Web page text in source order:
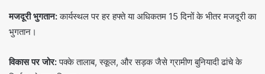
मजदूरी भुगतान:कार्यस्थल पर हर हफ्ते या अधिकतम 15 दिनों के भीतर मजदूरी का
भुगतान।
विकास पर जोर:पक्के तालाब, स्कूल, और सड़क जैसे ग्रामीण बुनियादी ढांचे के